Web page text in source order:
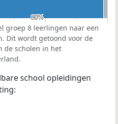
80%
80%
groep 8 leerlingen naar een
Dit wordt getoond voor de
de scholen in het
school opleidingen